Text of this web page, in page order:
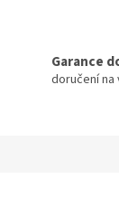
Garance
doručení na